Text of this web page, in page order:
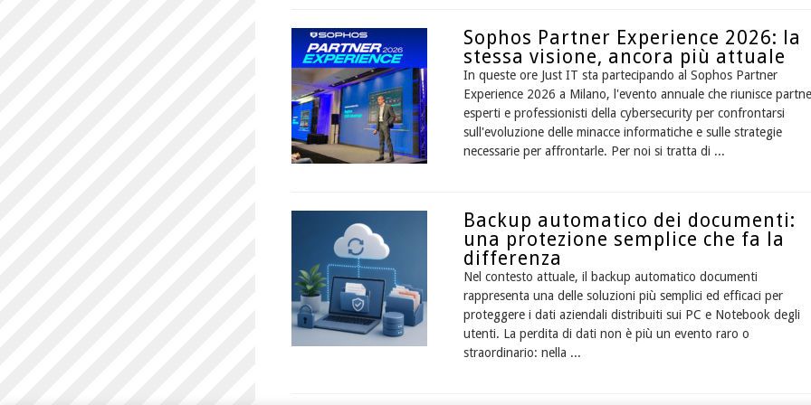
Sophos Partner Experience 2026: la
stessa visione, ancora più attuale
In queste ore Just IT sta partecipando al Sophos Partner
Experience 2026 a Milano, l'evento annuale che riunisce
esperti e professionisti della cybersecurity per confrontarsi
sull'evoluzione delle minacce informatiche e sulle strategie
necessarie per affrontarle. Per noi si tratta di ...
Backup automatico dei documenti:
una protezione semplice che fa la
differenza
Nel contesto attuale, il backup automatico documenti
rappresenta una delle soluzioni più semplici ed efficaci per
proteggere i dati aziendali distribuiti sui PC e Notebook degli
utenti. La perdita di dati non è più un evento raro o
straordinario: nella ...